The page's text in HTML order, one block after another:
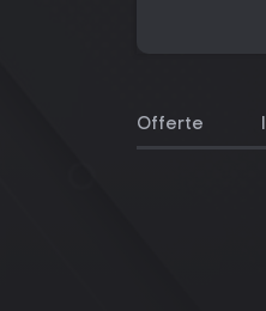
Offerte